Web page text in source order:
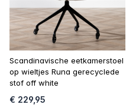
Scandinavische eetkamerstoel
op wieltjes Runa gerecyclede
stof off white
€ 229,95